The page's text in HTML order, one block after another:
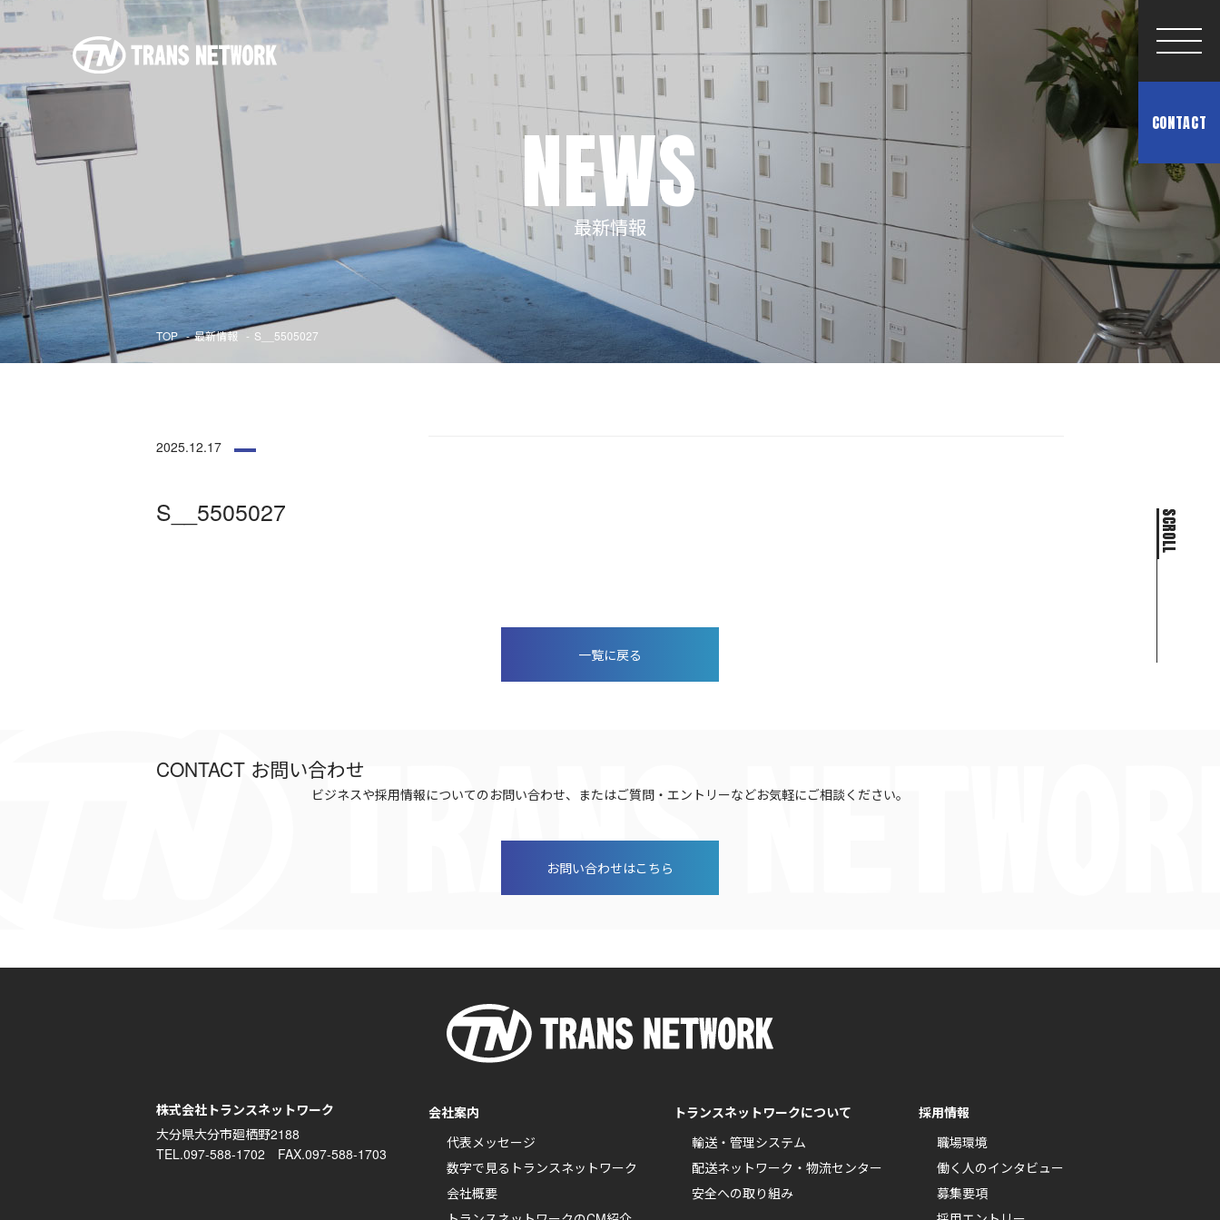
NEWS
最新情報
TOP 最新情報 S__5505027
CONTACT
SCROLL
SCROLL
2025.12.17
S__5505027
一覧に戻る
CONTACT お問い合わせ
ビジネスや採用情報についてのお問い合わせ、またはご質問・エントリーなどお気軽にご相談ください。
お問い合わせはこちら
株式会社トランスネットワーク
大分県大分市廻栖野2188
TEL.097-588-1702 FAX.097-588-1703
会社案内
代表メッセージ
数字で見るトランスネットワーク
会社概要
トランスネットワークについて
輸送・管理システム
配送ネットワーク・物流センター
安全への取り組み
採用情報
職場環境
働く人のインタビュー
募集要項